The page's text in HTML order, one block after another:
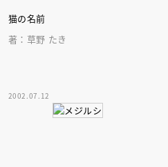
猫の名前
著：草野 たき
2002.07.12